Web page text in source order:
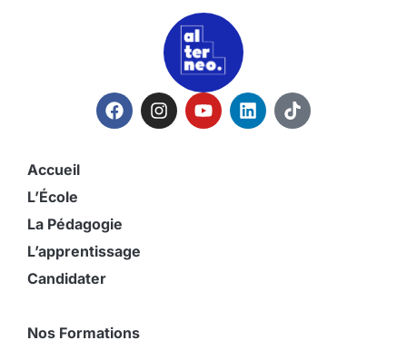
Accueil
L’École
La Pédagogie
L’apprentissage
Candidater
Nos Formations